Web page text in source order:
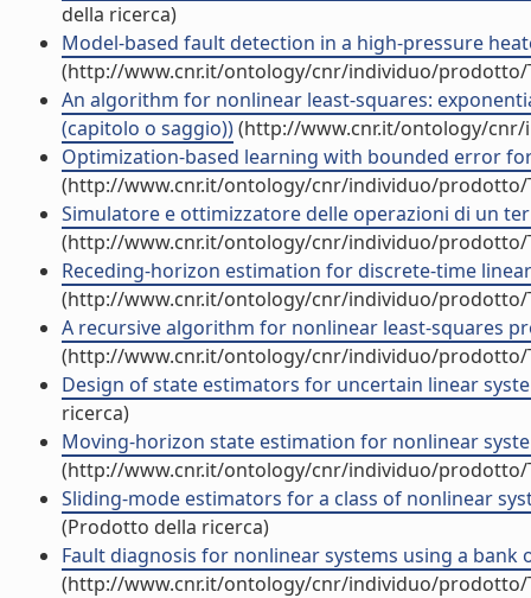
della ricerca)
Model-based fault detection in a high-pressure
(http://www.cnr.it/ontology/cnr/individuo/prodotto/
An algorithm for nonlinear least-squares:
(capitolo o saggio))(http://www.cnr.it/ontology/
Optimization-based learning with bounded error
(http://www.cnr.it/ontology/cnr/individuo/prodotto/
Simulatore e ottimizzatore delle operazioni di un
(http://www.cnr.it/ontology/cnr/individuo/prodotto/
Receding-horizon estimation for discrete-time
(http://www.cnr.it/ontology/cnr/individuo/prodotto/
A recursive algorithm for nonlinear least-squares
(http://www.cnr.it/ontology/cnr/individuo/prodotto/
Design of state estimators for uncertain linear
ricerca)
Moving-horizon state estimation for nonlinear
(http://www.cnr.it/ontology/cnr/individuo/prodotto/
Sliding-mode estimators for a class of nonlinear
(Prodotto della ricerca)
Fault diagnosis for nonlinear systems using a
(http://www.cnr.it/ontology/cnr/individuo/prodotto/